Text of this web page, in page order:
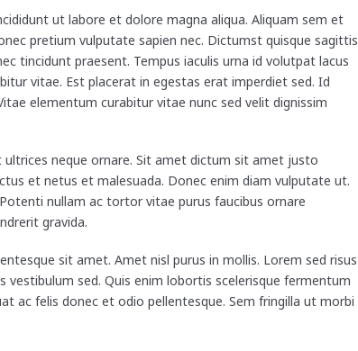
ut labore et dolore magna aliqua. Aliquam sem et
pretium vulputate sapien nec. Dictumst quisque sagittis
tincidunt praesent. Tempus iaculis urna id volutpat lacus
vitae. Est placerat in egestas erat imperdiet sed. Id
elementum curabitur vitae nunc sed velit dignissim
neque ornare. Sit amet dictum sit amet justo
et netus et malesuada. Donec enim diam vulputate ut.
nullam ac tortor vitae purus faucibus ornare
gravida.
sit amet. Amet nisl purus in mollis. Lorem sed risus
sed. Quis enim lobortis scelerisque fermentum
ac felis donec et odio pellentesque. Sem fringilla ut morbi